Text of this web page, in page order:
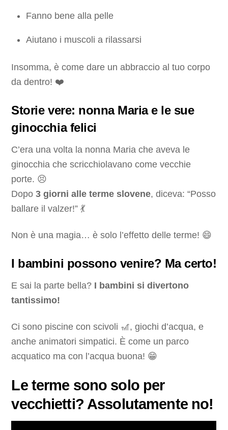
Fanno bene alla pelle
Aiutano i muscoli a rilassarsi
Insomma, è come dare un abbraccio al tuo corpo
da dentro! ❤️
Storie vere: nonna Maria e le sue
ginocchia felici
C’era una volta la nonna Maria che aveva le
ginocchia che scricchiolavano come vecchie
porte. 😣
Dopo3 giorni alle terme slovene, diceva: “Posso
ballare il valzer!” 💃
Non è una magia… è solo l’effetto delle terme! 😄
I bambini possono venire? Ma certo!
E sai la parte bella? I bambini si divertono
tantissimo!
Ci sono piscine con scivoli 🎢, giochi d’acqua, e
anche animatori simpatici. È come un parco
acquatico ma con l’acqua buona! 😁
Le terme sono solo per
vecchietti? Assolutamente no!